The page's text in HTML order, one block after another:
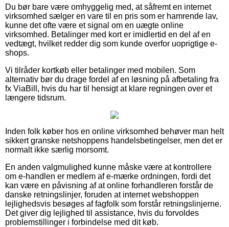
Du bør bare være omhyggelig med, at såfremt en internet
virksomhed sælger en vare til en pris som er hamrende lav,
kunne det ofte være et signal om en uægte online
virksomhed. Betalinger med kort er imidlertid en del af en
vedtægt, hvilket redder dig som kunde overfor uoprigtige e-
shops.
Vi tilråder kortkøb eller betalinger med mobilen. Som
alternativ bør du drage fordel af en løsning på afbetaling fra
fx ViaBill, hvis du har til hensigt at klare regningen over et
længere tidsrum.
Inden folk køber hos en online virksomhed behøver man helt
sikkert granske netshoppens handelsbetingelser, men det er
normalt ikke særlig morsomt.
En anden valgmulighed kunne måske være at kontrollere
om e-handlen er medlem af e-mærke ordningen, fordi det
kan være en påvisning af at online forhandleren forstår de
danske retningslinjer, foruden at internet webshoppen
lejlighedsvis besøges af fagfolk som forstår retningslinjerne.
Det giver dig lejlighed til assistance, hvis du forvoldes
problemstillinger i forbindelse med dit køb.